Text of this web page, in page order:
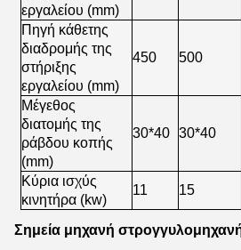
εργαλείου (mm)
Πηγή κάθετης
διαδρομής της
στήριξης
εργαλείου (mm)
450 500
Μέγεθος
διατομής της
ράβδου κοπής
(mm)
30*40 30*40
Κύρια ισχύς
κινητήρα (kw)
11 15
Σημεία μηχανή